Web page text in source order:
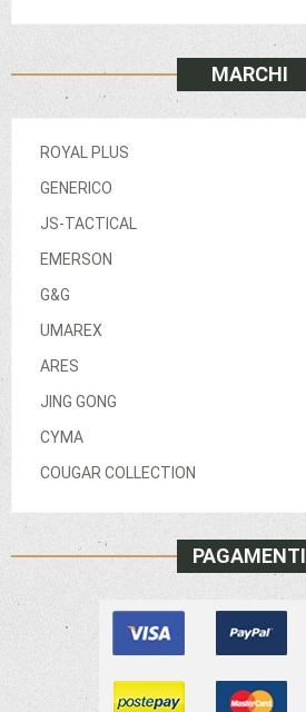
MARCHI
ROYAL PLUS
GENERICO
JS-TACTICAL
EMERSON
G&G
UMAREX
ARES
JING GONG
CYMA
COUGAR COLLECTION
PAGAMENTI